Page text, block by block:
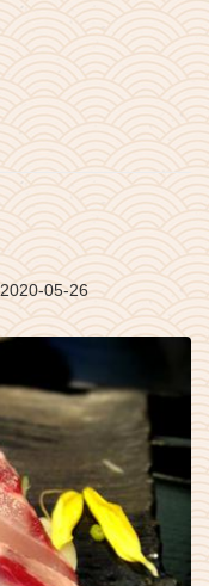
2020-05-26